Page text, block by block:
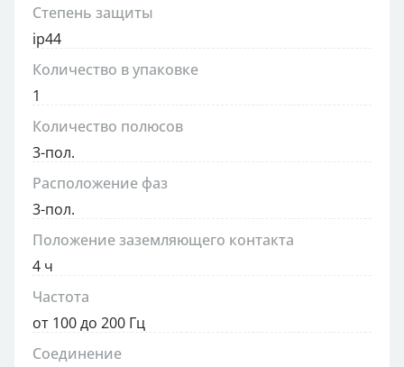
Степень защиты
ip44
Количество в упаковке
1
Количество полюсов
3-пол.
Расположение фаз
3-пол.
Положение заземляющего контакта
4 ч
Частота
от 100 до 200 Гц
Соединение